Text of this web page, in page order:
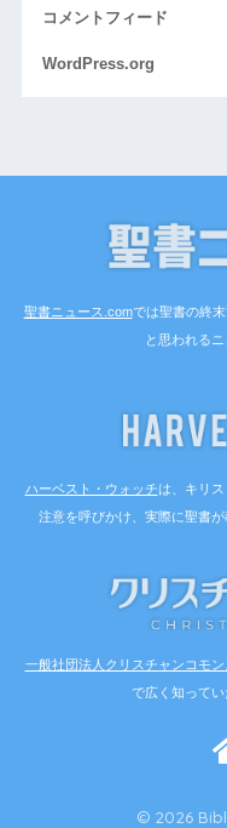
コメントフィード
WordPress.org
聖書ニュース.comでは聖書の終
と思われる
ハーベスト・ウォッチは、キリ
注意を呼びかけ、実際に聖書
一般社団法人クリスチャンコモン
で広く知ってい
© 2026